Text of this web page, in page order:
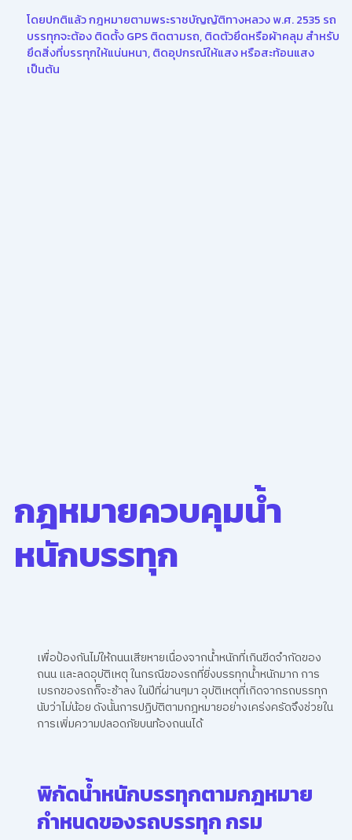
โดยปกติแล้ว กฎหมายตามพระราชบัญญัติทางหลวง พ.ศ. 2535 รถ
บรรทุกจะต้อง ติดตั้ง GPS ติดตามรถ, ติดตัวยึดหรือผ้าคลุม สำหรับ
ยึดสิ่งที่บรรทุกให้แน่นหนา, ติดอุปกรณ์ให้แสง หรือสะท้อนแสง
เป็นต้น
กฎหมายควบคุมน้ำ
หนักบรรทุก
เพื่อป้องกันไม่ให้ถนนเสียหายเนื่องจากน้ำหนักที่เกินขีดจำกัดของ
ถนน และลดอุบัติเหตุ ในกรณีของรถที่ยิ่งบรรทุกน้ำหนักมาก การ
เบรกของรถก็จะช้าลง ในปีที่ผ่านๆมา อุบัติเหตุที่เกิดจากรถบรรทุก
นับว่าไม่น้อย ดังนั้นการปฏิบัติตามกฎหมายอย่างเคร่งครัดจึงช่วยใน
การเพิ่มความปลอดภัยบนท้องถนนได้
พิกัดน้ำหนักบรรทุกตามกฎหมาย
กำหนดของรถบรรทุก กรม